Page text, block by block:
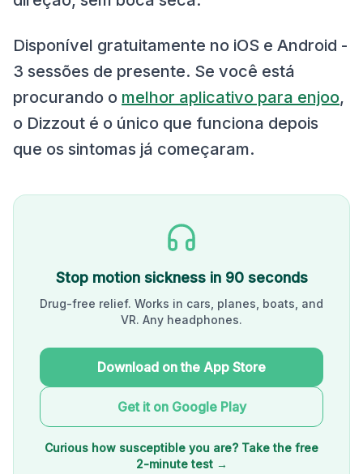
Disponível gratuitamente no iOS e Android -
3 sessões de presente. Se você está
procurando o melhor aplicativo para enjoo,
o Dizzout é o único que funciona depois
que os sintomas já começaram.
Stop motion sickness in 90 seconds
Drug-free relief. Works in cars, planes, boats, and
VR. Any headphones.
Download on the App Store
Get it on Google Play
Curious how susceptible you are? Take the free
2-minute test →